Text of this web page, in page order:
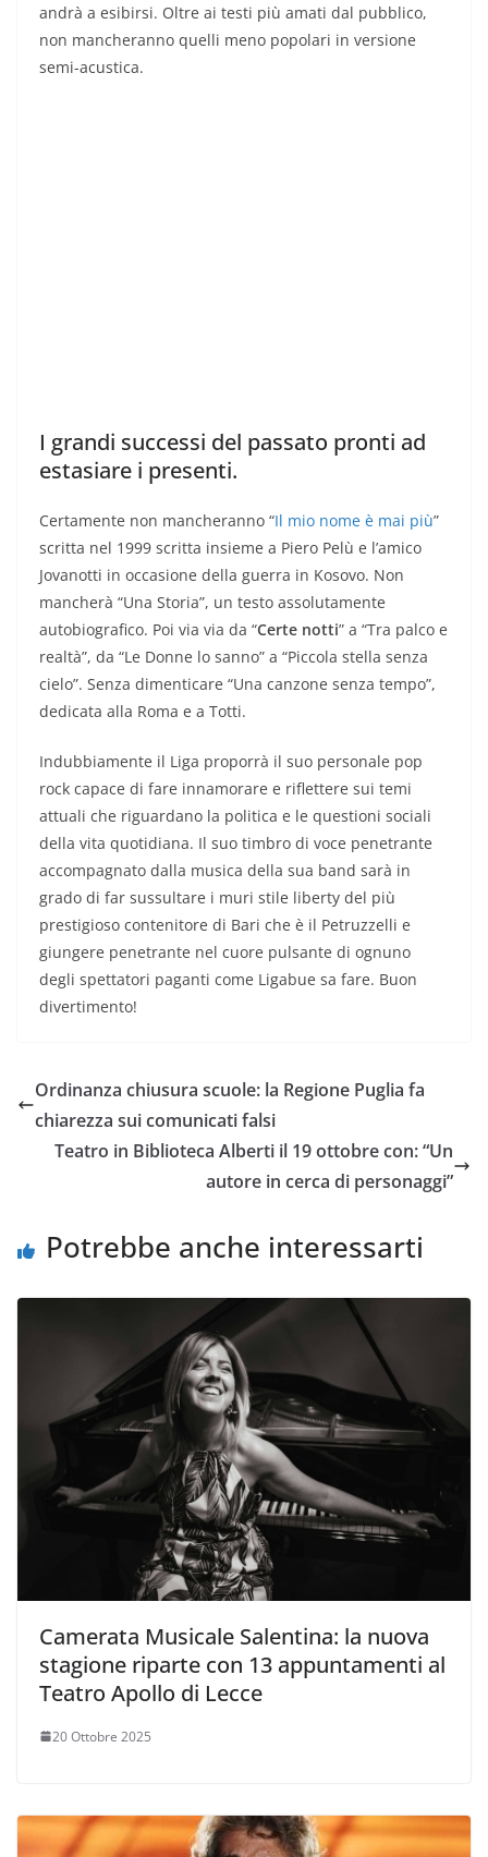
andrà a esibirsi. Oltre ai testi più amati dal pubblico,
non mancheranno quelli meno popolari in versione
semi-acustica.
I grandi successi del passato pronti ad
estasiare i presenti.
Certamente non mancheranno “Il mio nome è mai più”
scritta nel 1999 scritta insieme a Piero Pelù e l’amico
Jovanotti in occasione della guerra in Kosovo. Non
mancherà “Una Storia”, un testo assolutamente
autobiografico. Poi via via da “Certe notti” a “Tra palco e
realtà”, da “Le Donne lo sanno” a “Piccola stella senza
cielo”. Senza dimenticare “Una canzone senza tempo”,
dedicata alla Roma e a Totti.
Indubbiamente il Liga proporrà il suo personale pop
rock capace di fare innamorare e riflettere sui temi
attuali che riguardano la politica e le questioni sociali
della vita quotidiana. Il suo timbro di voce penetrante
accompagnato dalla musica della sua band sarà in
grado di far sussultare i muri stile liberty del più
prestigioso contenitore di Bari che è il Petruzzelli e
giungere penetrante nel cuore pulsante di ognuno
degli spettatori paganti come Ligabue sa fare. Buon
divertimento!
Ordinanza chiusura scuole: la Regione Puglia fa
chiarezza sui comunicati falsi
Teatro in Biblioteca Alberti il 19 ottobre con: “Un
autore in cerca di personaggi”
Potrebbe anche interessarti
Camerata Musicale Salentina: la nuova
stagione riparte con 13 appuntamenti al
Teatro Apollo di Lecce
20 Ottobre 2025